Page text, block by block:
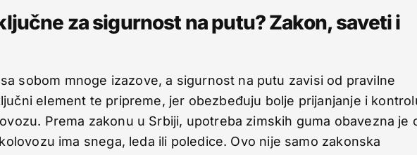
za sigurnost na putu? Zakon, saveti i
sobom mnoge izazove, a sigurnost na putu zavisi od pravilne
element te pripreme, jer obezbeđuju bolje prijanjanje i
Prema zakonu u Srbiji, upotreba zimskih guma obavezna je
ima snega, leda ili poledice. Ovo nije samo zakonska